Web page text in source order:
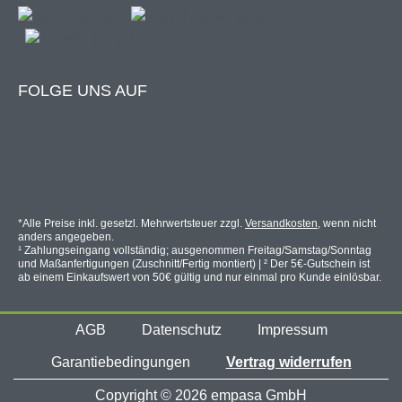
Bestellgröße (B x H)
80 x 100 cm
130 x 150 cm
130 x 220 cm 127 x 217 cm
150 x 160 cm 147 x 157 cm
FOLGE UNS AUF
*Alle Preise inkl. gesetzl. Mehrwertsteuer zzgl. Versandkosten, wenn nicht
anders angegeben.
¹ Zahlungseingang vollständig; ausgenommen Freitag/Samstag/Sonntag
und Maßanfertigungen (Zuschnitt/Fertig montiert) | ² Der 5€-Gutschein ist
ab einem Einkaufswert von 50€ gültig und nur einmal pro Kunde einlösbar.
AGB Datenschutz Impressum
Garantiebedingungen Vertrag widerrufen
Copyright © 2026 empasa GmbH